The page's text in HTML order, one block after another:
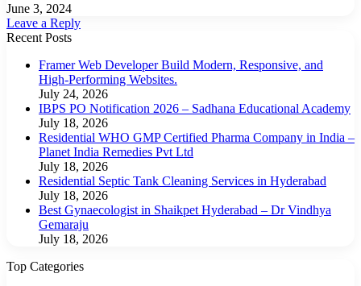
June 3, 2024
Leave a Reply
Recent Posts
Framer Web Developer Build Modern, Responsive, and
High-Performing Websites.
July 24, 2026
IBPS PO Notification 2026 – Sadhana Educational Academy
July 18, 2026
Residential WHO GMP Certified Pharma Company in India –
Planet India Remedies Pvt Ltd
July 18, 2026
Residential Septic Tank Cleaning Services in Hyderabad
July 18, 2026
Best Gynaecologist in Shaikpet Hyderabad – Dr Vindhya
Gemaraju
July 18, 2026
Top Categories